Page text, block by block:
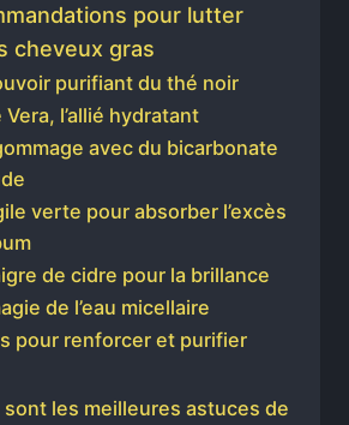
pour lutter
cheveux gras
purifiant du thé noir
Vera, l’allié hydratant
avec du bicarbonate
verte pour absorber l’excès
de cidre pour la brillance
de l’eau micellaire
pour renforcer et purifier
sont les meilleures astuces de